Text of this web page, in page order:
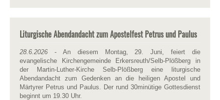
Liturgische Abendandacht zum Apostelfest Petrus und Paulus
28.6.2026 - An diesem Montag, 29. Juni, feiert die
evangelische Kirchengemeinde Erkersreuth/Selb-Plößberg in
der Martin-Luther-Kirche Selb-Plößberg eine liturgische
Abendandacht zum Gedenken an die heiligen Apostel und
Märtyrer Petrus und Paulus. Der rund 30minütige Gottesdienst
beginnt um 19.30 Uhr.